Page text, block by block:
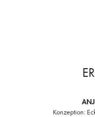
Konzeption: